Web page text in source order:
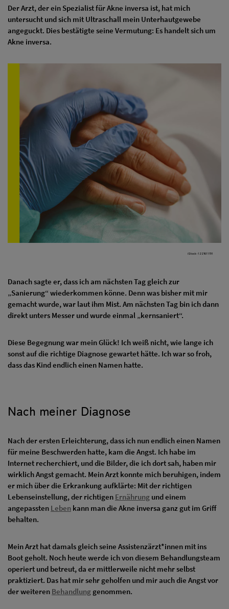
Der Arzt, der ein Spezialist für Akne inversa ist, hat mich
untersucht und sich mit Ultraschall mein Unterhautgewebe
angeguckt. Dies bestätigte seine Vermutung: Es handelt sich um
Akne inversa.
iStock-1227611791
Danach sagte er, dass ich am nächsten Tag gleich zur
„Sanierung“ wiederkommen könne. Denn was bisher mit mir
gemacht wurde, war laut ihm Mist. Am nächsten Tag bin ich dann
direkt unters Messer und wurde einmal „kernsaniert“.
Diese Begegnung war mein Glück! Ich weiß nicht, wie lange ich
sonst auf die richtige Diagnose gewartet hätte. Ich war so froh,
dass das Kind endlich einen Namen hatte.
Nach meiner Diagnose
Nach der ersten Erleichterung, dass ich nun endlich einen Namen
für meine Beschwerden hatte, kam die Angst. Ich habe im
Internet recherchiert, und die Bilder, die ich dort sah, haben mir
wirklich Angst gemacht. Mein Arzt konnte mich beruhigen, indem
er mich über die Erkrankung aufklärte: Mit der richtigen
Lebenseinstellung, der richtigen Ernährung und einem
angepassten Leben kann man die Akne inversa ganz gut im Griff
behalten.
Mein Arzt hat damals gleich seine Assistenzärzt*innen mit ins
Boot geholt. Noch heute werde ich von diesem Behandlungsteam
operiert und betreut, da er mittlerweile nicht mehr selbst
praktiziert. Das hat mir sehr geholfen und mir auch die Angst vor
der weiteren Behandlung genommen.